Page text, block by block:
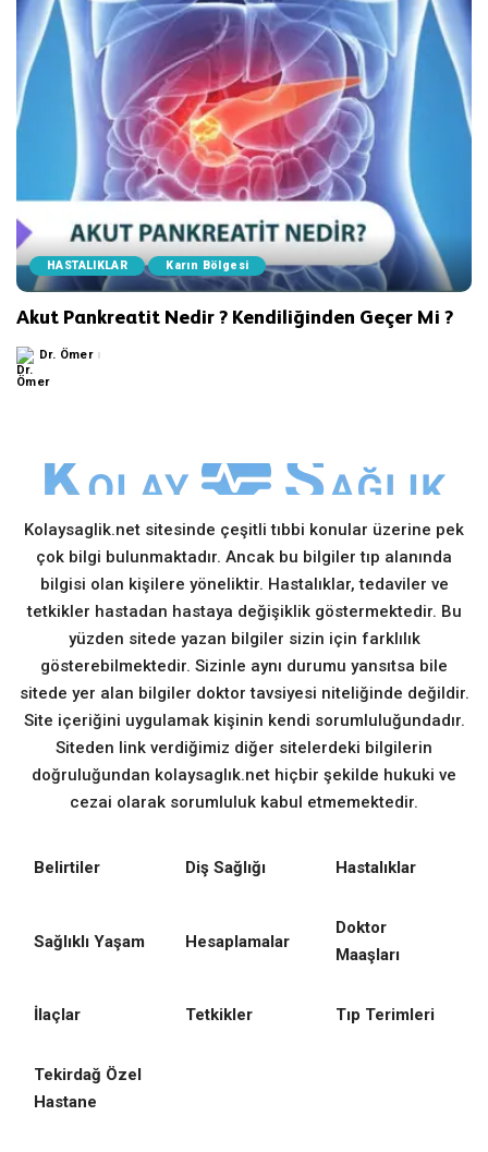
HASTALIKLAR Karın Bölgesi
Akut Pankreatit Nedir ? Kendiliğinden Geçer Mi ?
Posted
by
Dr. Ömer
Kolaysaglik.net sitesinde çeşitli tıbbi konular üzerine pek
çok bilgi bulunmaktadır. Ancak bu bilgiler tıp alanında
bilgisi olan kişilere yöneliktir. Hastalıklar, tedaviler ve
tetkikler hastadan hastaya değişiklik göstermektedir. Bu
yüzden sitede yazan bilgiler sizin için farklılık
gösterebilmektedir. Sizinle aynı durumu yansıtsa bile
sitede yer alan bilgiler doktor tavsiyesi niteliğinde değildir.
Site içeriğini uygulamak kişinin kendi sorumluluğundadır.
Siteden link verdiğimiz diğer sitelerdeki bilgilerin
doğruluğundan kolaysaglık.net hiçbir şekilde hukuki ve
cezai olarak sorumluluk kabul etmemektedir.
Belirtiler Diş Sağlığı Hastalıklar
Sağlıklı Yaşam Hesaplamalar
Doktor
Maaşları
İlaçlar Tetkikler Tıp Terimleri
Tekirdağ Özel
Hastane